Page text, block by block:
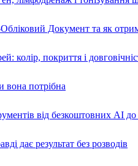
Документ та як
колір, покриття і
вона потрібна
від безкоштовних AI
дає результат без розводів